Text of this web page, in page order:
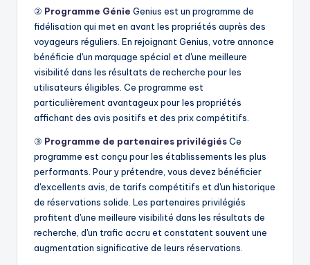
② Programme Génie Genius est un programme de
fidélisation qui met en avant les propriétés auprès des
voyageurs réguliers. En rejoignant Genius, votre annonce
bénéficie d'un marquage spécial et d'une meilleure
visibilité dans les résultats de recherche pour les
utilisateurs éligibles. Ce programme est
particulièrement avantageux pour les propriétés
affichant des avis positifs et des prix compétitifs.
③ Programme de partenaires privilégiésCe
programme est conçu pour les établissements les plus
performants. Pour y prétendre, vous devez bénéficier
d'excellents avis, de tarifs compétitifs et d'un historique
de réservations solide. Les partenaires privilégiés
profitent d'une meilleure visibilité dans les résultats de
recherche, d'un trafic accru et constatent souvent une
augmentation significative de leurs réservations.